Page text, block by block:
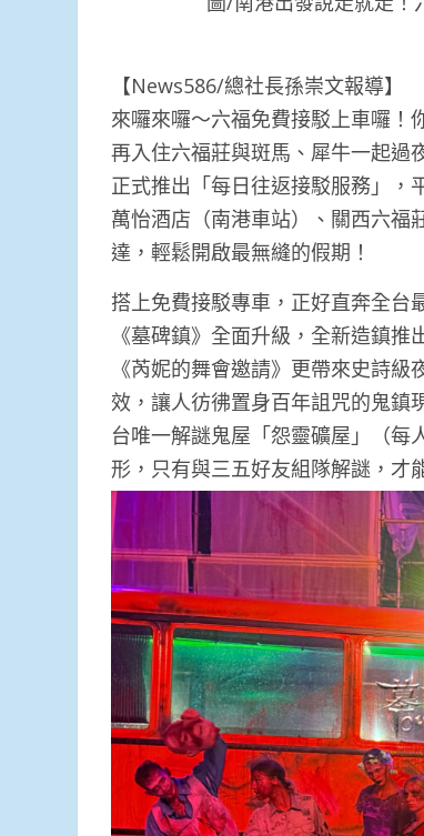
【News586/總社長孫崇文報導】
來囉來囉～六福免費接駁上車囉！
再入住六福莊與斑馬、犀牛一起過
正式推出「每日往返接駁服務」，
萬怡酒店（南港車站）、關西六福
達，輕鬆開啟最無縫的假期！
搭上免費接駁專車，正好直奔全
《墓碑鎮》全面升級，全新造鎮
《芮妮的舞會邀請》更帶來史詩
效，讓人彷彿置身百年詛咒的鬼鎮
台唯一解謎鬼屋「怨靈礦屋」（每
形，只有與三五好友組隊解謎，才